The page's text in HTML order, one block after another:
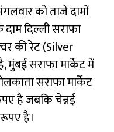
को ताजे दामों
दिल्ली सराफा
की रेट (Silver
सराफा मार्केट में
सराफा मार्केट
है जबकि चेन्नई
है।